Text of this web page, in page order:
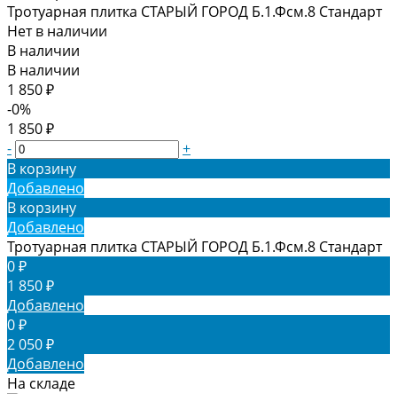
Тротуарная плитка СТАРЫЙ ГОРОД Б.1.Фсм.8 Стандарт
Нет в наличии
В наличии
В наличии
1 850 ₽
-0%
1 850 ₽
-
+
В корзину
Добавлено
В корзину
Добавлено
Тротуарная плитка СТАРЫЙ ГОРОД Б.1.Фсм.8 Стандарт
0 ₽
1 850 ₽
Добавлено
0 ₽
2 050 ₽
Добавлено
На складе